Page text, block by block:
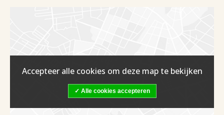
Accepteer alle cookies om deze map te bekijken
Alle cookies accepteren